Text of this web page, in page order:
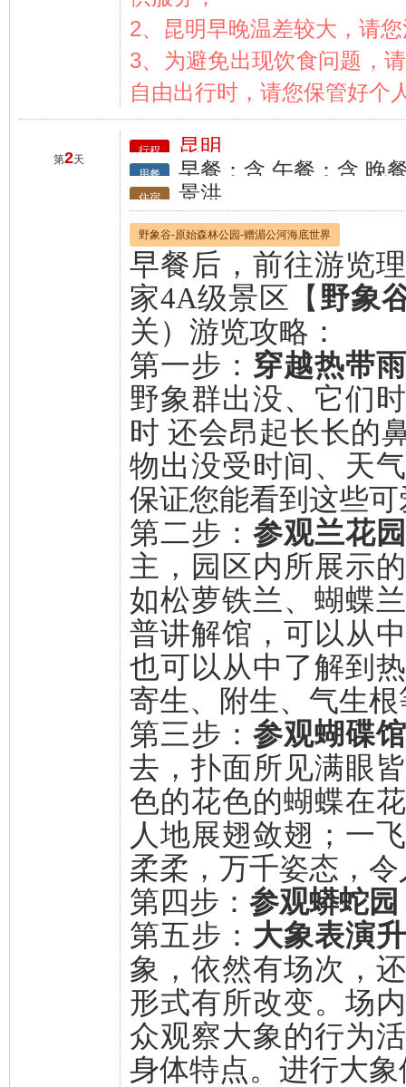
2、昆明早晚温差较大，请
3、为避免出现饮食问题，
自由出行时，请您保管好个
第2天
行程 昆明
用餐 早餐：含 午餐：含 晚
住宿 景洪
野象谷-原始森林公园-赠湄公河海底世界
早餐后，前往游览
家4A级景区【 野象
关）游览攻略：
第一步： 穿越热带
野象群出没、它们
时 还会昂起长长的
物出没受时间、天
保证您能看到这些
第二步：参观兰花
主，园区内所展示
如松萝铁兰、蝴蝶
普讲解馆，可以从
也可以从中了解到
寄生、附生、气生根
第三步：参观蝴碟
去，扑面所见满眼
色的花色的蝴蝶在
人地展翅敛翅；一
柔柔，万千姿态，
第四步： 参观蟒蛇园
第五步： 大象表演
象，依然有场次，
形式有所改变。场
众观察大象的行为
身体特点。进行大